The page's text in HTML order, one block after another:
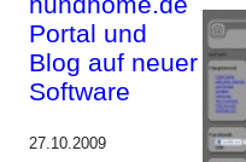
Portal und
Blog auf neuer
Software
27.10.2009